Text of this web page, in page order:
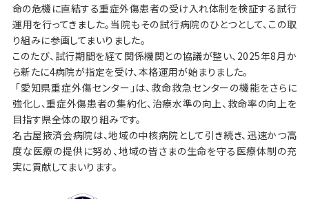
命の危機に直結する重症外傷患者の受け入れ体制を検証する試行
運用を行ってきました。当院もその試行病院のひとつとして、この取
り組みに参画してまいりました。
このたび、試行期間を経て関係機関との協議が整い、2025年8月か
ら新たに4病院が指定を受け、本格運用が始まりました。
「愛知県重症外傷センター」は、救命救急センターの機能をさらに
強化し、重症外傷患者の集約化、治療水準の向上、救命率の向上を
目指す県全体の取り組みです。
名古屋掖済会病院は、地域の中核病院として引き続き、迅速かつ高
度な医療の提供に努め、地域の皆さまの生命を守る医療体制の充
実に貢献してまいります。